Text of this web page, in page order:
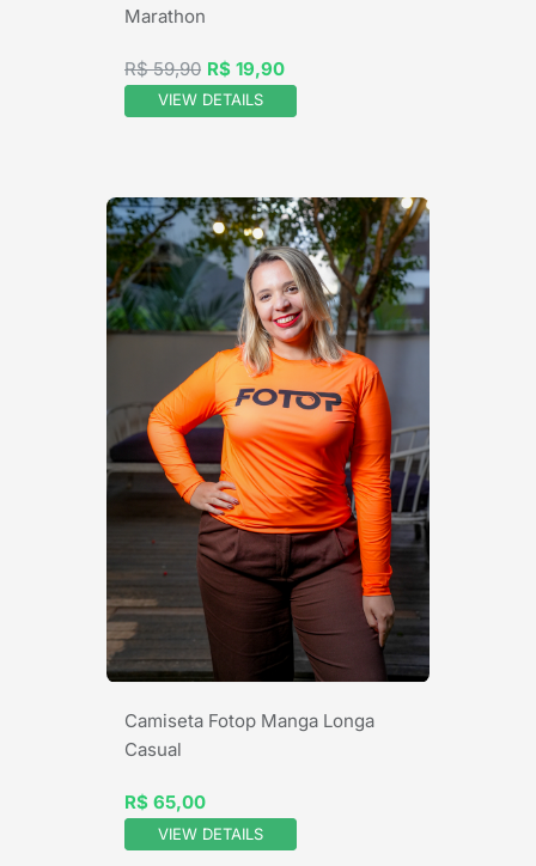
Marathon
R$ 59,90 R$ 19,90
VIEW DETAILS
Camiseta Fotop Manga Longa
Casual
R$ 65,00
VIEW DETAILS